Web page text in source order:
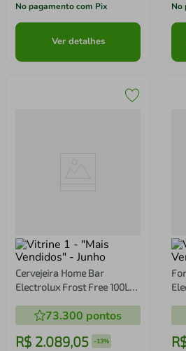
No pagamento com Pix
Ver detalhes
No
Cervejeira Home Bar
Electrolux Frost Free 100L
73.300 pontos
R$ 2.089,05 -13%